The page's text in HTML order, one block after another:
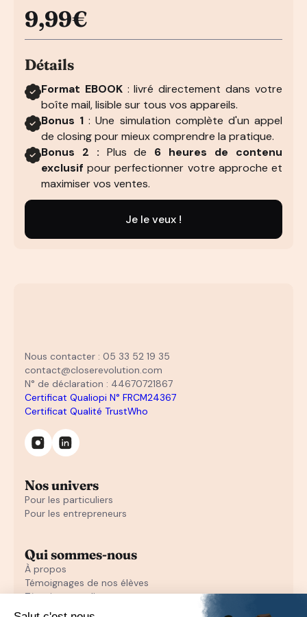
9,99€
Détails
Format EBOOK: livré directement dans votre
boîte mail, lisible sur tous vos appareils.
Bonus 1: Une simulation complète d'un appel
de closing pour mieux comprendre la pratique.
Bonus 2 : Plus de 6 heures de contenu
exclusif pour perfectionner votre approche et
maximiser vos ventes.
Je le veux !
Nous contacter : 05 33 52 19 35
contact@closerevolution.com
N° de déclaration : 44670721867
Certificat Qualiopi N° FRCM24367
Certificat Qualité TrustWho
Nos univers
Pour les particuliers
Pour les entrepreneurs
Qui sommes-nous
À propos
Témoignages de nos élèves
Témoignages d'entrepreneurs